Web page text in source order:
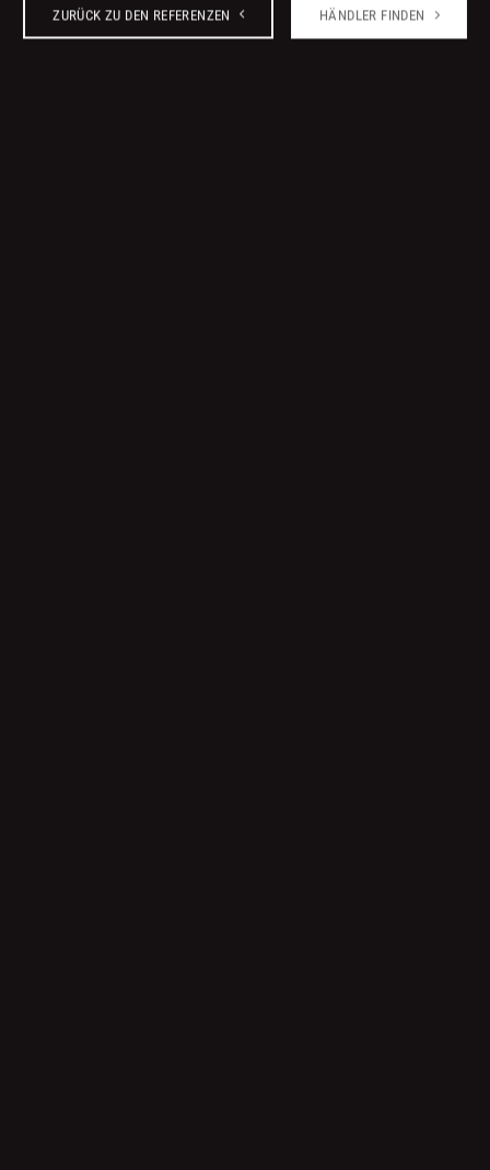
ZURÜCK ZU DEN REFERENZEN HÄNDLER FINDEN